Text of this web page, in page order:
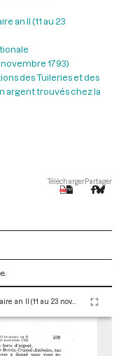
an II (11 au 23
1793)
des Tuileries et des
argent trouvés chez la
TéléchargerPartager
Tome LXXIX - Du 21 brumaire au 3 frimaire an II (11 au 23 novembre 1793)